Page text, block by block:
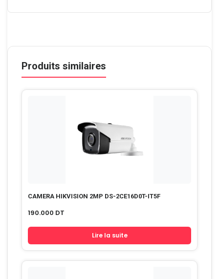
Produits similaires
CAMERA HIKVISION 2MP DS-2CE16D0T-IT5F
190.000 DT
Lire la suite